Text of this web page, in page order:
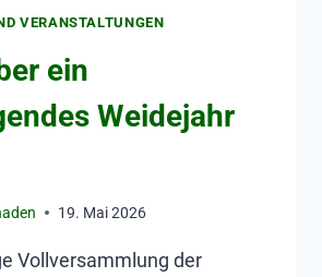
VERANSTALTUNGEN
ein
Weidejahr
19. Mai 2026
Vollversammlung der